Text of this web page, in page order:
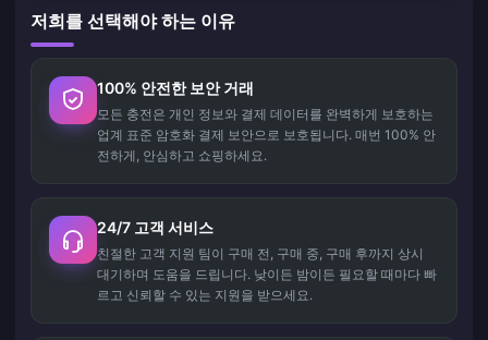
저희를 선택해야 하는 이유
100% 안전한 보안 거래
모든 충전은 개인 정보와 결제 데이터를 완벽하게 보호하는
업계 표준 암호화 결제 보안으로 보호됩니다. 매번 100% 안
전하게, 안심하고 쇼핑하세요.
24/7 고객 서비스
친절한 고객 지원 팀이 구매 전, 구매 중, 구매 후까지 상시
대기하며 도움을 드립니다. 낮이든 밤이든 필요할 때마다 빠
르고 신뢰할 수 있는 지원을 받으세요.